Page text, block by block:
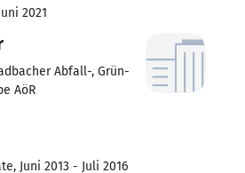
2021
Abfall-, Grün-
AöR
Juni 2013 - Juli 2016